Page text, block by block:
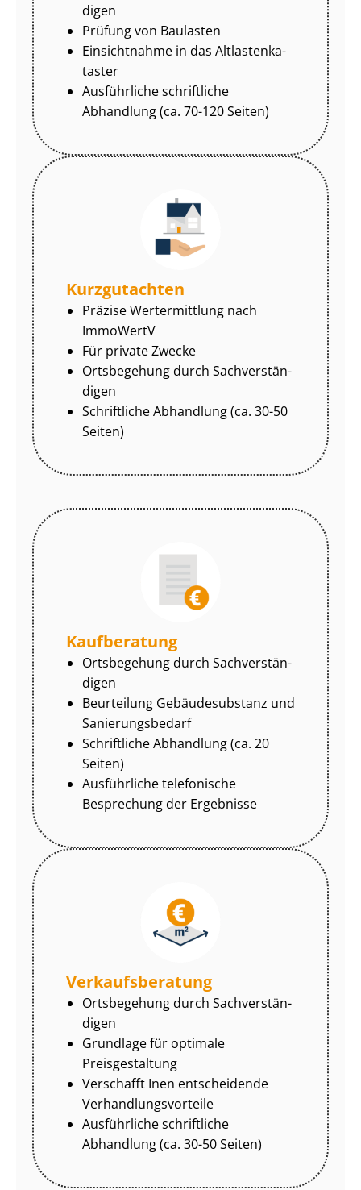
di­gen
Prüfung von Baulasten
Einsichtnahme in das Alt­las­ten­ka­
tas­ter
Ausführliche schriftliche
Abhandlung (ca. 70-120 Seiten)
Kurzgutachten
Präzise Wertermittlung nach
ImmoWertV
Für private Zwecke
Ortsbegehung durch Sach­ver­stän­
di­gen
Schriftliche Abhandlung (ca. 30-50
Seiten)
Kaufberatung
Ortsbegehung durch Sach­ver­stän­
di­gen
Beurteilung Gebäudesubstanz und
Sa­nie­rungs­be­darf
Schriftliche Abhandlung (ca. 20
Seiten)
Ausführliche telefonische
Besprechung der Ergebnisse
Ver­kaufs­be­ra­tung
Ortsbegehung durch Sach­ver­stän­
di­gen
Grundlage für optimale
Preisgestaltung
Verschafft Inen entscheidende
Ver­hand­lungs­vor­tei­le
Ausführliche schriftliche
Abhandlung (ca. 30-50 Seiten)